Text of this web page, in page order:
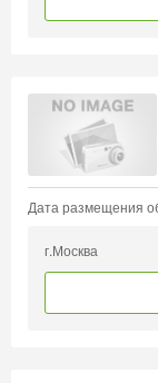
Дата размещения
г.Москва